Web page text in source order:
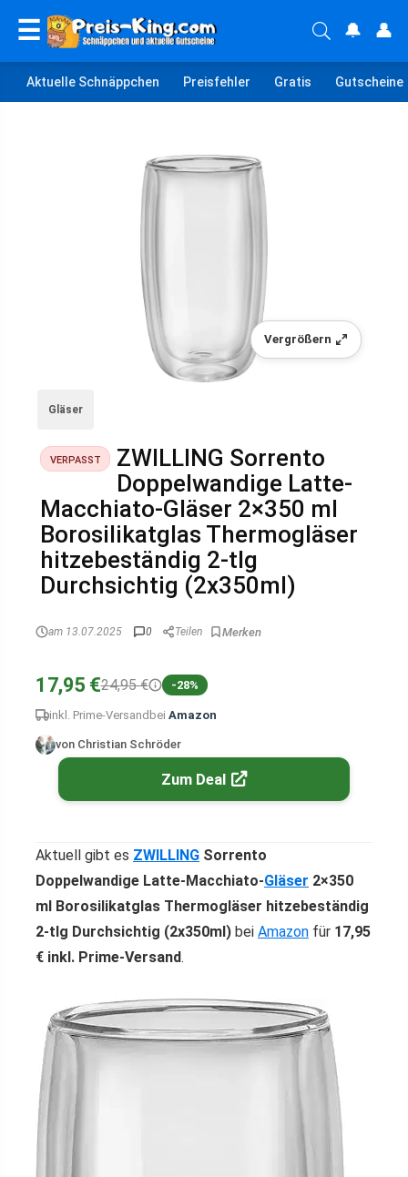
☰ 🔔 👤
Aktuelle Schnäppchen Preisfehler Gratis Gutscheine
Vergrößern
Gläser
VERPASST
ZWILLING Sorrento
Doppelwandige Latte-
Macchiato-Gläser 2×350 ml
Borosilikatglas Thermogläser
hitzebeständig 2-tlg
Durchsichtig (2x350ml)
am 13.07.2025 0 Teilen
17,95 €24,95 € -28%
inkl. Prime-Versand bei Amazon
von Christian Schröder
Zum Deal
Aktuell gibt es ZWILLING Sorrento
Doppelwandige Latte-Macchiato-Gläser 2×350
ml Borosilikatglas Thermogläser hitzebeständig
2-tlg Durchsichtig (2x350ml) bei Amazon für 17,95
€ inkl. Prime-Versand.